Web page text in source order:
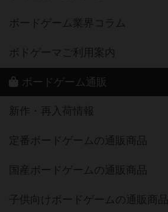
ボードゲーム業界コラム
ボドゲーマご利用案内
ボードゲーム通販
新作・再入荷情報
定番ボードゲームの通販商品
国産ボードゲームの通販商品
子供向けボードゲームの通販商品